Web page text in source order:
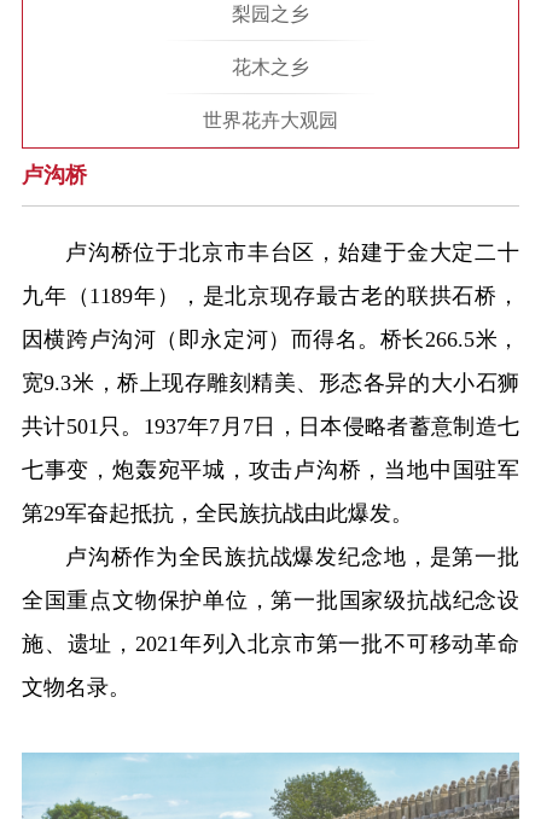
梨园之乡
花木之乡
世界花卉大观园
卢沟桥
卢沟桥位于北京市丰台区，始建于金大定二十
九年（1189年），是北京现存最古老的联拱石桥，
因横跨卢沟河（即永定河）而得名。桥长266.5米，
宽9.3米，桥上现存雕刻精美、形态各异的大小石狮
共计501只。1937年7月7日，日本侵略者蓄意制造七
七事变，炮轰宛平城，攻击卢沟桥，当地中国驻军
第29军奋起抵抗，全民族抗战由此爆发。
卢沟桥作为全民族抗战爆发纪念地，是第一批
全国重点文物保护单位，第一批国家级抗战纪念设
施、遗址，2021年列入北京市第一批不可移动革命
文物名录。